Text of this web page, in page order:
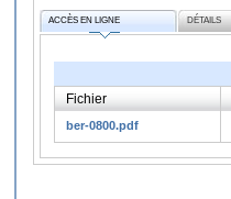
ACCÈS EN LIGNE DÉTAILS
Fichier
ber-0800.pdf